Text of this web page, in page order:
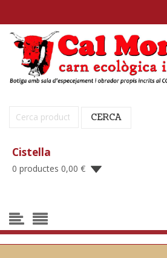
Cerca: CERCA
Cistella
0 productes 0,00 €